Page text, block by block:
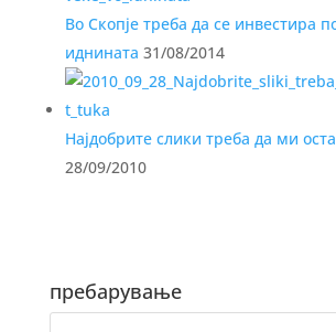
Во Скопје треба да се инвестира
иднината 31/08/2014
Најдобрите слики треба да ми
28/09/2010
пребарување